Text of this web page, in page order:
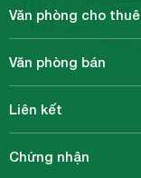
Văn phòng cho thuê
Văn phòng bán
Liên kết
Chứng nhận